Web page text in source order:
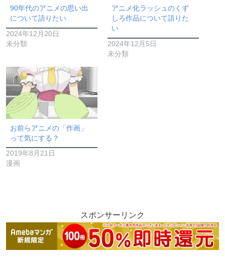
90年代のアニメの思い出
について語りたい
2024年12月20日
未分類
アニメ化ラッシュのくず
しろ作品について語りた
い
2024年12月5日
未分類
お前らアニメの「作画」
って気にする？
2019年8月21日
漫画
スポンサーリンク